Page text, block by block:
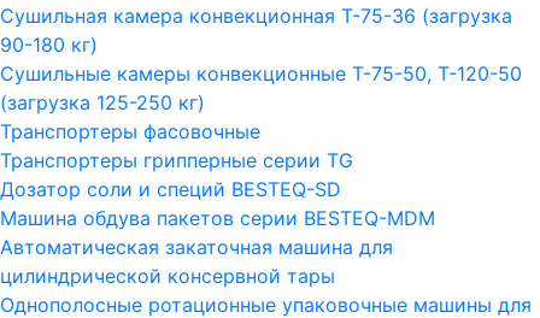
Сушильная камера конвекционная Т-75-36 (загрузка
90-180 кг)
Сушильные камеры конвекционные Т-75-50, Т-120-50
(загрузка 125-250 кг)
Транспортеры фасовочные
Транспортеры грипперные серии TG
Дозатор соли и специй BESTEQ-SD
Машина обдува пакетов серии ВESTEQ-MDM
Автоматическая закаточная машина для
цилиндрической консервной тары
Однополосные ротационные упаковочные машины для